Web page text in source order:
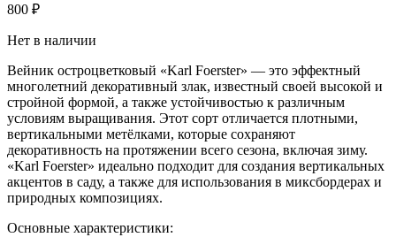
800 ₽
Нет в наличии
Вейник остроцветковый «Karl Foerster» — это эффектный
многолетний декоративный злак, известный своей высокой и
стройной формой, а также устойчивостью к различным
условиям выращивания. Этот сорт отличается плотными,
вертикальными метёлками, которые сохраняют
декоративность на протяжении всего сезона, включая зиму.
«Karl Foerster» идеально подходит для создания вертикальных
акцентов в саду, а также для использования в миксбордерах и
природных композициях.
Основные характеристики: